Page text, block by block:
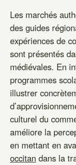
Les marchés
des guides
expériences de
sont présentés
médiévales. En
programmes
illustrer
culturel du
améliore la
en mettant en
occitan dans la